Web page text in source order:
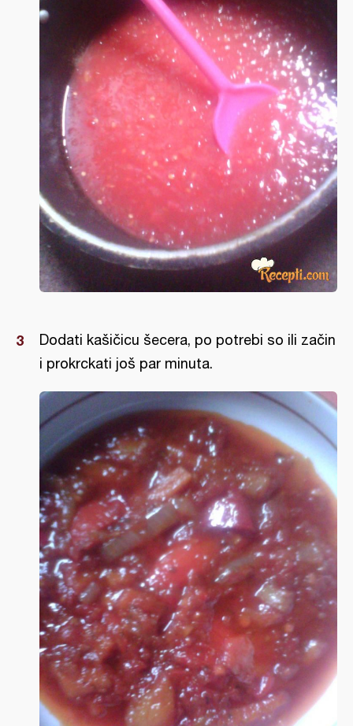
Dodati kašičicu šecera, po potrebi so ili začin
i prokrckati još par minuta.